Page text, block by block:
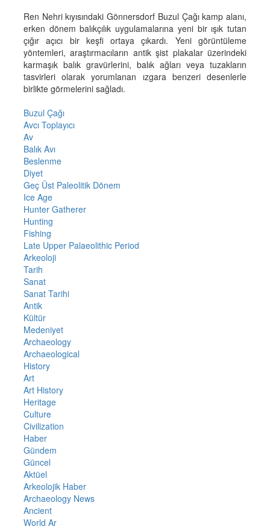
Ren Nehri kıyısındaki Gönnersdorf Buzul Çağı kamp alanı,
erken dönem balıkçılık uygulamalarına yeni bir ışık tutan
çığır açıcı bir keşfi ortaya çıkardı. Yeni görüntüleme
yöntemleri, araştırmacıların antik şist plakalar üzerindeki
karmaşık balık gravürlerini, balık ağları veya tuzakların
tasvirleri olarak yorumlanan ızgara benzeri desenlerle
birlikte görmelerini sağladı.
Buzul Çağı
Avcı Toplayıcı
Av
Balık Avı
Beslenme
Diyet
Geç Üst Paleolitik Dönem
Ice Age
Hunter Gatherer
Hunting
Fishing
Late Upper Palaeolithic Period
Arkeoloji
Tarih
Sanat
Sanat Tarihi
Antik
Kültür
Medeniyet
Archaeology
Archaeological
History
Art
Art History
Heritage
Culture
Civilization
Haber
Gündem
Güncel
Aktüel
Arkeolojik Haber
Archaeology News
Ancient
World Ar